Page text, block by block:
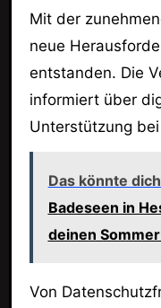
Mit der
neue
entstanden. Die
informiert über
Unterstützung
Das könnte
Badeseen in
deinen
Von